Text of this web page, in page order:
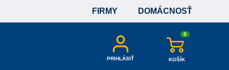
FIRMY DOMÁCNOSŤ
PRIHLÁSIŤ
0
KOŠÍK